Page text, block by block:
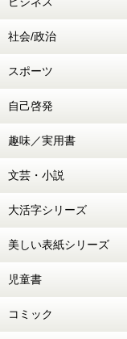
社会/政治
スポーツ
自己啓発
趣味／実用書
文芸・小説
大活字シリーズ
美しい表紙シリーズ
児童書
コミック